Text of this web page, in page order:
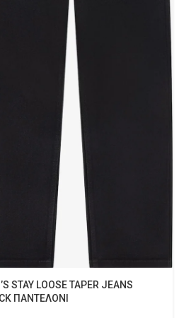
STAY LOOSE TAPER JEANS
ΠΑΝΤΕΛΟΝΙ